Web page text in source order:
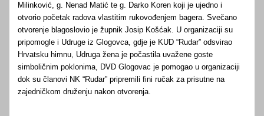
Milinković, g. Nenad Matić te g. Darko Koren koji je ujedno i
otvorio početak radova vlastitim rukovođenjem bagera. Svečano
otvorenje blagoslovio je župnik Josip Košćak. U organizaciji su
pripomogle i Udruge iz Glogovca, gdje je KUD “Rudar” odsvirao
Hrvatsku himnu, Udruga žena je počastila uvažene goste
simboličnim poklonima, DVD Glogovac je pomogao u organizaciji
dok su članovi NK “Rudar” pripremili fini ručak za prisutne na
zajedničkom druženju nakon otvorenja.